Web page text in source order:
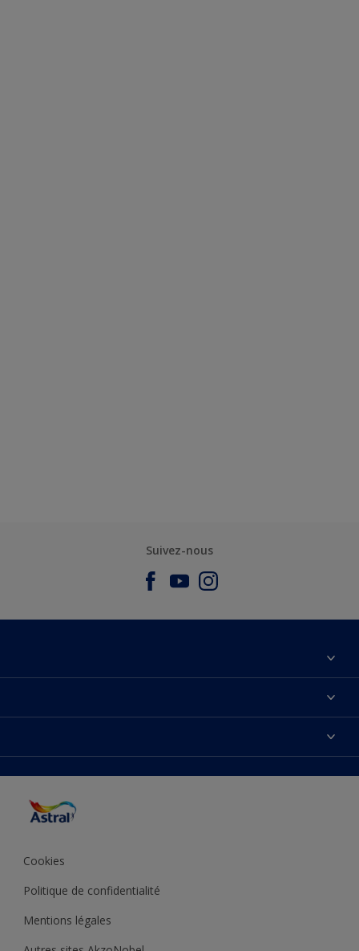
Suivez-nous
Nous Contacter
Produits
Trouver de l’inspiration
Conseils déco
Cookies
Politique de confidentialité
Mentions légales